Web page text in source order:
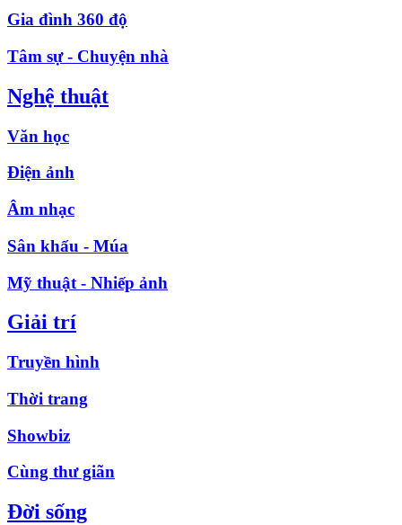
Gia đình 360 độ
Tâm sự - Chuyện nhà
Nghệ thuật
Văn học
Điện ảnh
Âm nhạc
Sân khấu - Múa
Mỹ thuật - Nhiếp ảnh
Giải trí
Truyền hình
Thời trang
Showbiz
Cùng thư giãn
Đời sống